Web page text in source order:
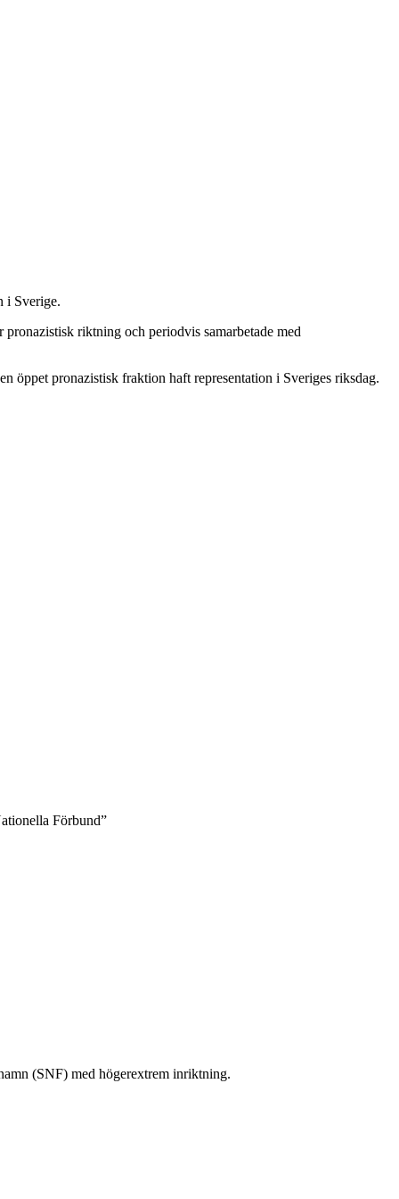
i Sverige.
riktning och periodvis samarbetade med
öppet pronazistisk fraktion haft representation i Sveriges riksdag.
Förbund”
(SNF) med högerextrem inriktning.